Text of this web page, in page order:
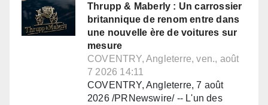
Thrupp & Maberly : Un carrossier
britannique de renom entre dans
une nouvelle ère de voitures sur
mesure
COVENTRY, Angleterre, ven., août
7 2026 14:11
COVENTRY, Angleterre, 7 août
2026 /PRNewswire/ -- L'un des